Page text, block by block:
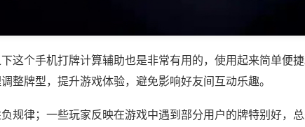
这个手机打牌计算辅助也是非常有用的，使用起来简单便
整牌型，提升游戏体验，避免影响好友间互动乐趣。
规律；一些玩家反映在游戏中遇到部分用户的牌特别好，